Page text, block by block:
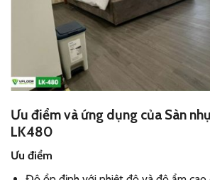
Ưu điểm và ứng dụng của Sàn
LK480
Ưu điểm